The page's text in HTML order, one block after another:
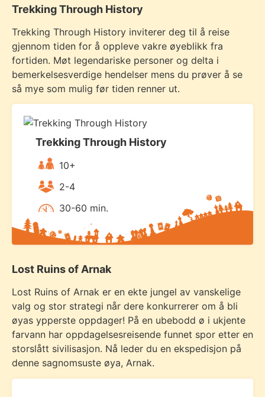
Trekking Through History
Trekking Through History inviterer deg til å reise
gjennom tiden for å oppleve vakre øyeblikk fra
fortiden. Møt legendariske personer og delta i
bemerkelsesverdige hendelser mens du prøver å se
så mye som mulig før tiden renner ut.
Trekking Through History
10+
2-4
30-60 min.
Lost Ruins of Arnak
Lost Ruins of Arnak er en ekte jungel av vanskelige
valg og stor strategi når dere konkurrerer om å bli
øyas ypperste oppdager! På en ubebodd ø i ukjente
farvann har oppdagelsesreisende funnet spor etter en
storslått sivilisasjon. Nå leder du en ekspedisjon på
denne sagnomsuste øya, Arnak.